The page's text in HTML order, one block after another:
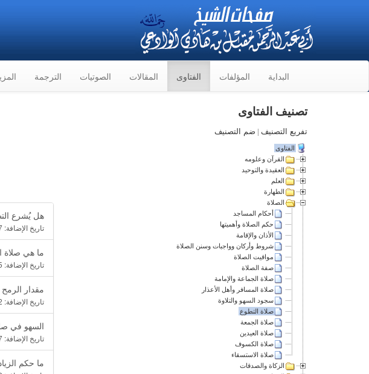
البداية المؤلفات الفتاوى المقالات الصوتيات الترجمة
هل يُشرع
تاريخ الإضافة:
ما هي صلاة
تاريخ الإضافة:
مقدار
تاريخ الإضافة:
السهو في
تاريخ الإضافة:
ما حكم
تصنيف الفتاوى
تفريع التصنيف | ضم التصنيف
الفتاوى
القرآن وعلومه
العقيدة والتوحيد
العلم
الطهارة
الصلاة
أحكام المساجد
حكم الصلاة وأهميتها
الأذان والإقامة
شروط وأركان وواجبات وسنن الصلاة
مواقيت الصلاة
صفة الصلاة
صلاة الجماعة والإمامة
صلاة المسافر وأهل الأعذار
سجود السهو والتلاوة
صلاة التطوع
صلاة الجمعة
صلاة العيدين
صلاة الكسوف
صلاة الاستسقاء
الزكاة والصدقات